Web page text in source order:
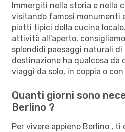
Immergiti nella storia e nella
visitando famosi monumenti
piatti tipici della cucina
attività all'aperto,
splendidi paesaggi naturali di
destinazione ha qualcosa da
viaggi da solo, in coppia o
Quanti giorni sono
Berlino ?
Per vivere appieno Berlino , ti